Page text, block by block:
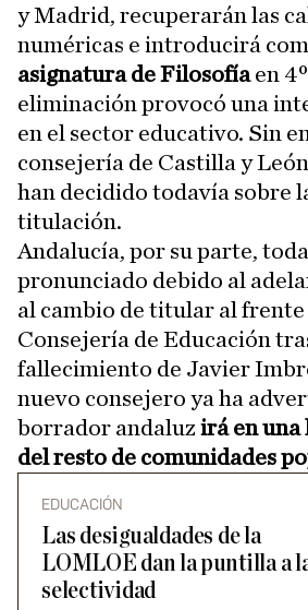
y Madrid, recuperarán las
numéricas e introducirá
asignatura de Filosofíaen
eliminación provocó una
en el sector educativo. Sin
consejería de Castilla y
han decidido todavía sobre
titulación.
Andalucía, por su parte,
pronunciado debido al
al cambio de titular al frente
Consejería de Educación
fallecimiento de Javier
nuevo consejero ya ha
borrador andaluzirá en
del resto de comunidades
EDUCACIÓN
Las desigualdades de la
LOMLOE dan la puntilla a
selectividad